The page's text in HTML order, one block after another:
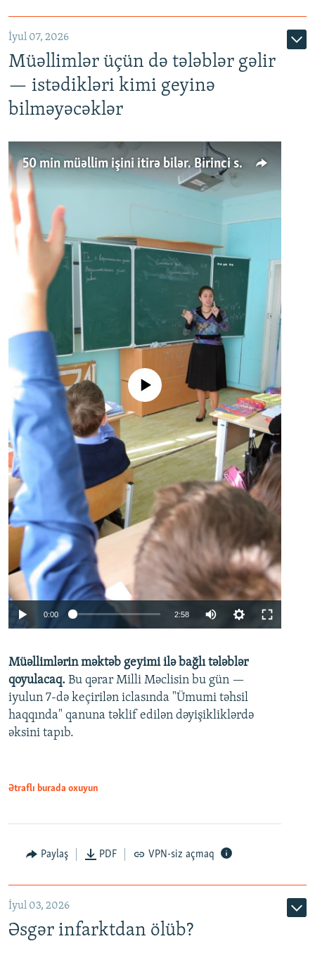
İyul 07, 2026
Müəllimlər üçün də tələblər gəlir
— istədikləri kimi geyinə
bilməyəcəklər
50 min müəllim işini itirə bilər. Birinci sinfə gedənlər azalır
Auto 240p 360p 480p
720p 1080p
No media source currently available
0:00 2:58
360p
480p
720p
Müəllimlərin məktəb geyimi ilə bağlı tələblər
qoyulacaq. Bu qərar Milli Məclisin bu gün —
iyulun 7-də keçirilən iclasında "Ümumi təhsil
haqqında" qanuna təklif edilən dəyişikliklərdə
əksini tapıb.
Ətraflı burada oxuyun
Paylaş PDF VPN-siz açmaq
İyul 03, 2026
Əsgər infarktdan ölüb?